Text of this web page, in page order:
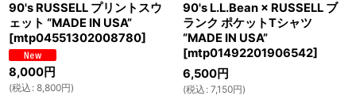
90's RUSSELL プリントスウ
ェット “MADE IN USA”
[mtp04551302008780]
8,000円
(税込 : 8,800円)
90's L.L.Bean × RUSSELL ブ
ランク ポケットTシャツ
“MADE IN USA”
[mtp01492201906542]
6,500円
(税込 : 7,150円)